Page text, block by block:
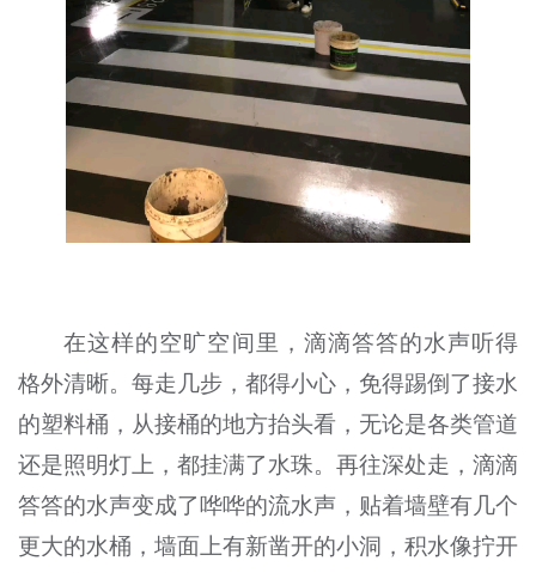
在这样的空旷空间里，滴滴答答的水声听得
格外清晰。每走几步，都得小心，免得踢倒了接水
的塑料桶，从接桶的地方抬头看，无论是各类管道
还是照明灯上，都挂满了水珠。再往深处走，滴滴
答答的水声变成了哗哗的流水声，贴着墙壁有几个
更大的水桶，墙面上有新凿开的小洞，积水像拧开